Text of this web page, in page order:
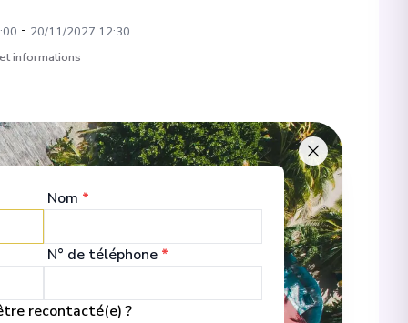
- 20/11/2027 12:30
informations
-20/11/2027 17:00
- 20/11/2027 20:30
Nom *
N° de téléphone *
recontacté(e) ?